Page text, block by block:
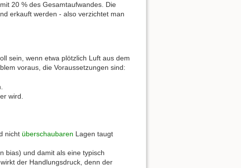
20 % des Gesamtaufwandes. Die
erkauft werden - also verzichtet man
sein, wenn etwa plötzlich Luft aus dem
voraus, die Voraussetzungen sind:
wird.
nicht überschaubaren Lagen taugt
bias) und damit als eine typisch
der Handlungsdruck, denn der